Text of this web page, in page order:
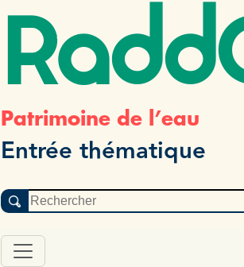
Patrimoine de l’eau
Entrée thématique